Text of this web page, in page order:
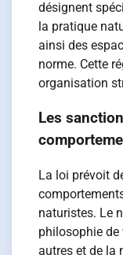
désignent
la pratique
ainsi des
norme. Cette
organisation
Les
La loi prévoit
naturistes. Le
philosophie de
autres et de la